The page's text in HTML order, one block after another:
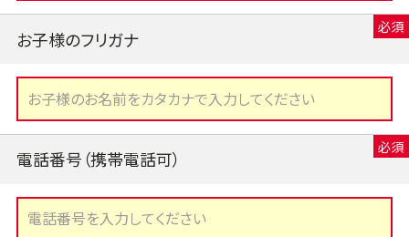
お子様のフリガナ
電話番号（携帯電話可）